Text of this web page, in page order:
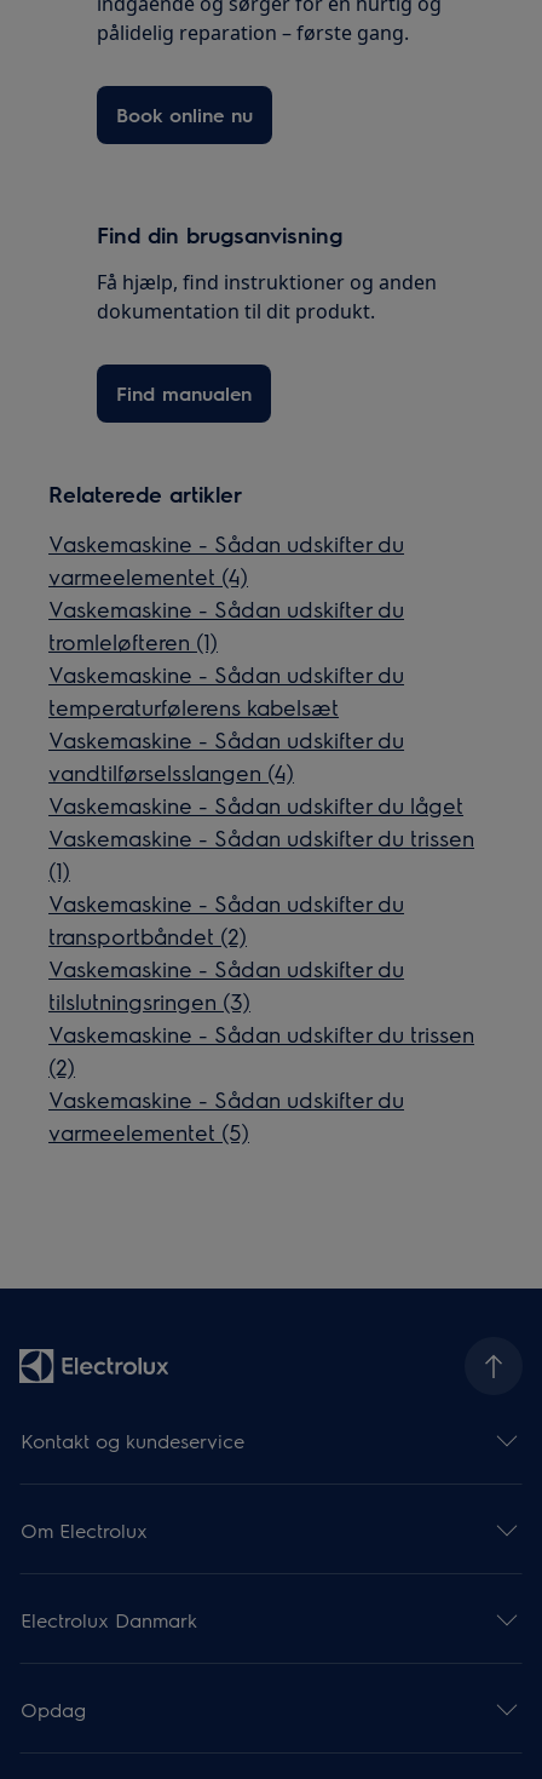
pålidelig reparation – første gang.
Book online nu
Find din brugsanvisning
Få hjælp, find instruktioner og anden
dokumentation til dit produkt.
Find manualen
Relaterede artikler
Vaskemaskine - Sådan udskifter du
varmeelementet (4)
Vaskemaskine - Sådan udskifter du
tromleløfteren (1)
Vaskemaskine - Sådan udskifter du
temperaturfølerens kabelsæt
Vaskemaskine - Sådan udskifter du
vandtilførselsslangen (4)
Vaskemaskine - Sådan udskifter du låget
Vaskemaskine - Sådan udskifter du trissen
(1)
Vaskemaskine - Sådan udskifter du
transportbåndet (2)
Vaskemaskine - Sådan udskifter du
tilslutningsringen (3)
Vaskemaskine - Sådan udskifter du trissen
(2)
Vaskemaskine - Sådan udskifter du
varmeelementet (5)
Kontakt og kundeservice
Om Electrolux
Electrolux Danmark
Opdag